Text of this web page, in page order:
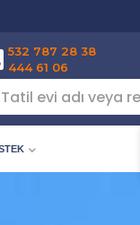
532 787 28 38
444 61 06